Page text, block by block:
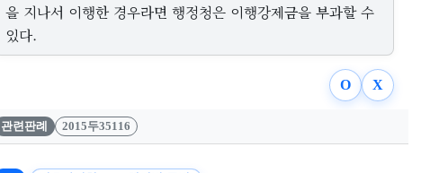
을 지나서 이행한 경우라면 행정청은 이행강제금을 부과할 수
있다.
O X
관련판례 2015두35116